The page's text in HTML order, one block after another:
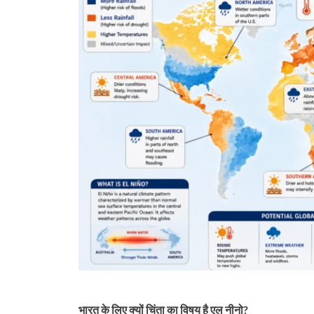
भारत के लिए क्यों चिंता का विषय है एल नीनो?